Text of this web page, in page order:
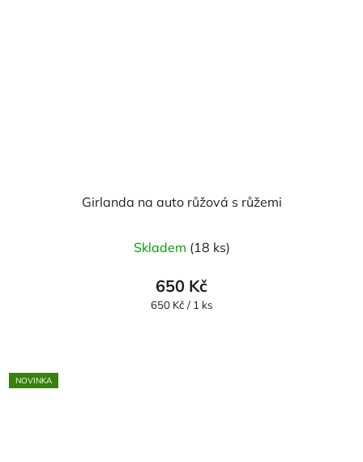
Girlanda na auto růžová s růžemi
hodnocení
produktu
je
Skladem (18 ks)
650 Kč
Měrná
650 Kč / 1 ks
NOVINKA